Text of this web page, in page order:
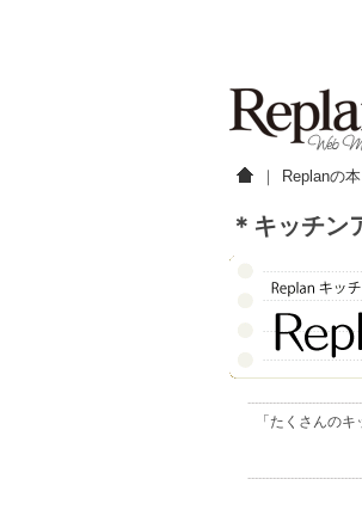
｜ Replanの本
＊キッチン
「たくさんの